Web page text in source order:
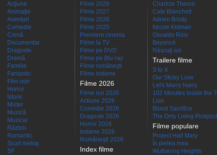
Acţiune
Animaţie
Aventuri
Comedie
Crimă
Documentar
Dragoste
Dramă
Familie
Fantastic
Film noir
Horror
Istoric
Mister
Muzică
Muzical
Război
Romantic
Scurt metraj
SF
Filme 2028
Filme 2027
Filme 2026
Filme 2025
Premiere cinema
Filme la TV
Filme pe DVD
Filme pe Blu-ray
Filme româneşti
Filme indiene
Filme 2026
Filme noi 2026
Actiune 2026
Comedie 2026
Dragoste 2026
Horror 2026
Indiene 2026
Româneşti 2026
Index filme
Charlize Theron
Cate Blanchett
Adrien Brody
Nicole Kidman
Osvaldo Ríos
Beyoncé
Născuţi azi
Trailere filme
S to X
Our Sticky Love
Let's Marry Harry
102 Minutes Inside the
Lion
Blood Sacrifice
The Only Living
Filme populare
Project Hail Mary
În pielea mea
Wuthering Heights